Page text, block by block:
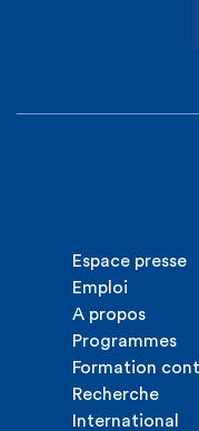
Espace presse
Emploi
A propos
Programmes
Formation
Recherche
International